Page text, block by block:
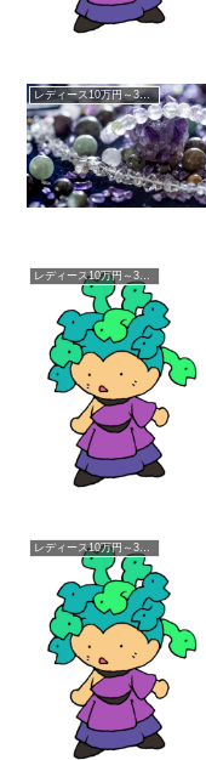
レディース10万円～30万円
レディース10万円～30万円
レディース10万円～30万円